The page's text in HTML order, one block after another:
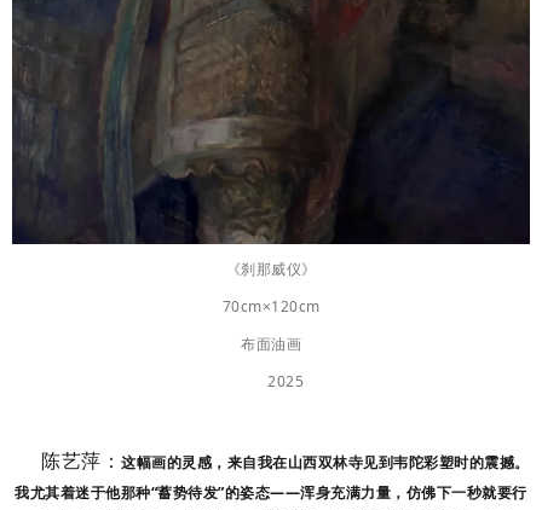
《刹那威仪》
70cm×120cm
布面油画
2025
陈艺萍：这幅画的灵感，来自我在山西双林寺见到韦陀彩塑时的震撼。
我尤其着迷于他那种“蓄势待发”的姿态——浑身充满力量，仿佛下一秒就要行